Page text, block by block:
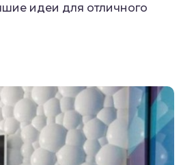
идеи для отличного